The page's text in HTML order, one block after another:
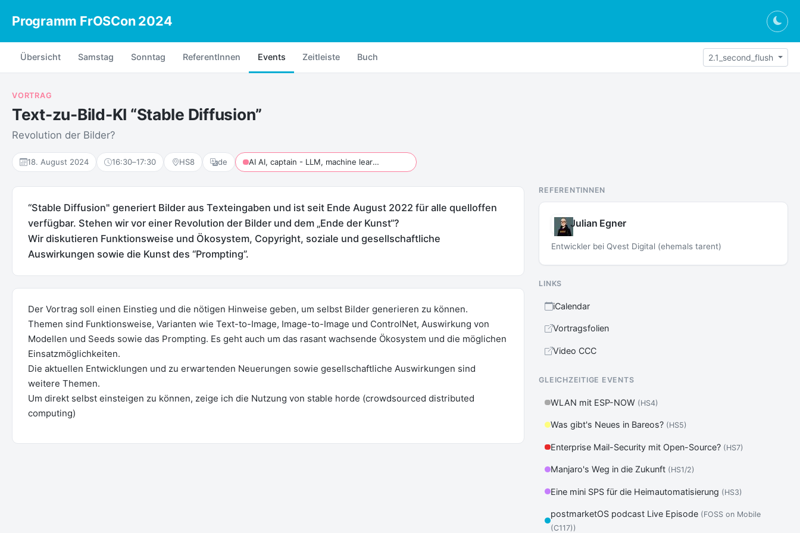
Programm FrOSCon 2024
Übersicht Samstag Sonntag ReferentInnen Events Zeitleiste Buch 2.1_second_flush
VORTRAG
Text-zu-Bild-KI “Stable Diffusion”
Revolution der Bilder?
18. August 2024 16:30–17:30 HS8 de AI AI, captain - LLM, machine learning & Co
“Stable Diffusion" generiert Bilder aus Texteingaben und ist seit Ende August 2022 für alle quelloffen
verfügbar. Stehen wir vor einer Revolution der Bilder und dem „Ende der Kunst“?
Wir diskutieren Funktionsweise und Ökosystem, Copyright, soziale und gesellschaftliche
Auswirkungen sowie die Kunst des “Prompting”.
Der Vortrag soll einen Einstieg und die nötigen Hinweise geben, um selbst Bilder generieren zu können.
Themen sind Funktionsweise, Varianten wie Text-to-Image, Image-to-Image und ControlNet, Auswirkung von
Modellen und Seeds sowie das Prompting. Es geht auch um das rasant wachsende Ökosystem und die möglichen
Einsatzmöglichkeiten.
Die aktuellen Entwicklungen und zu erwartenden Neuerungen sowie gesellschaftliche Auswirkungen sind
weitere Themen.
Um direkt selbst einsteigen zu können, zeige ich die Nutzung von stable horde (crowdsourced distributed
computing)
REFERENTINNEN
Julian Egner
Entwickler bei Qvest Digital (ehemals tarent)
LINKS
iCalendar
Vortragsfolien
Video CCC
GLEICHZEITIGE EVENTS
WLAN mit ESP-NOW (HS4)
Was gibt's Neues in Bareos? (HS5)
Enterprise Mail-Security mit Open-Source? (HS7)
Manjaro's Weg in die Zukunft (HS1/2)
Eine mini SPS für die Heimautomatisierung (HS3)
postmarketOS podcast Live Episode (FOSS on Mobile
(C117))